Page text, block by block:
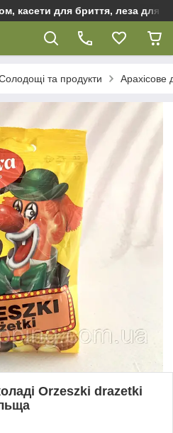
касети для бриття, леза для
та продукти Арахісове
Orzeszki drazetki